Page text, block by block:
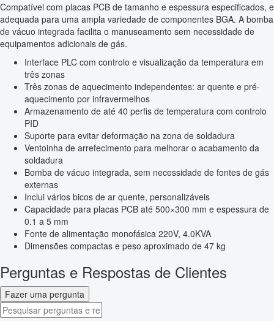
Compatível com placas PCB de tamanho e espessura especificados, e
adequada para uma ampla variedade de componentes BGA. A bomba
de vácuo integrada facilita o manuseamento sem necessidade de
equipamentos adicionais de gás.
Interface PLC com controlo e visualização da temperatura em
três zonas
Três zonas de aquecimento independentes: ar quente e pré-
aquecimento por infravermelhos
Armazenamento de até 40 perfis de temperatura com controlo
PID
Suporte para evitar deformação na zona de soldadura
Ventoinha de arrefecimento para melhorar o acabamento da
soldadura
Bomba de vácuo integrada, sem necessidade de fontes de gás
externas
Inclui vários bicos de ar quente, personalizáveis
Capacidade para placas PCB até 500×300 mm e espessura de
0.1 a 5 mm
Fonte de alimentação monofásica 220V, 4.0KVA
Dimensões compactas e peso aproximado de 47 kg
Perguntas e Respostas de Clientes
Fazer uma pergunta